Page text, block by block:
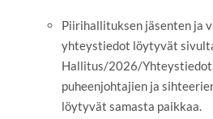
Piirihallituksen jäsenten ja
yhteystiedot löytyvät
Hallitus/2026/
puheenjohtajien ja
löytyvät samasta paikkaa.